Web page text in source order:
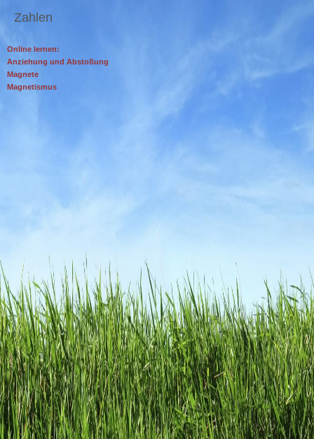
Zahlen
Online lernen:
Anziehung und Abstoßung
Magnete
Magnetismus